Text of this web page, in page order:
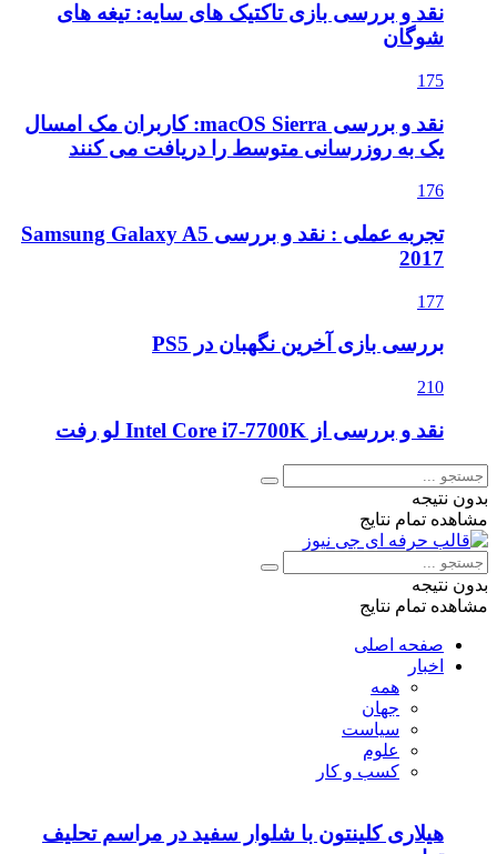
نقد و بررسی بازی تاکتیک های سایه: تیغه های
شوگان
175
نقد و بررسی macOS Sierra: کاربران مک امسال
یک به روزرسانی متوسط را دریافت می کنند
176
تجربه عملی : نقد و بررسی Samsung Galaxy A5
2017
177
بررسی بازی آخرین نگهبان در PS5
210
نقد و بررسی از Intel Core i7-7700K لو رفت
بدون نتیجه
مشاهده تمام نتایج
بدون نتیجه
مشاهده تمام نتایج
صفحه اصلی
اخبار
همه
جهان
سیاست
علوم
کسب و کار
هیلاری کلینتون با شلوار سفید در مراسم تحلیف